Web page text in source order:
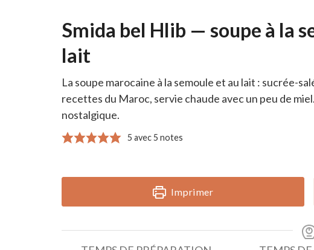
Smida bel Hlib — soupe à la
lait
La soupe marocaine à la semoule et au lait : sucrée-
recettes du Maroc, servie chaude avec un peu de
nostalgique.
5 avec5 notes
Imprimer